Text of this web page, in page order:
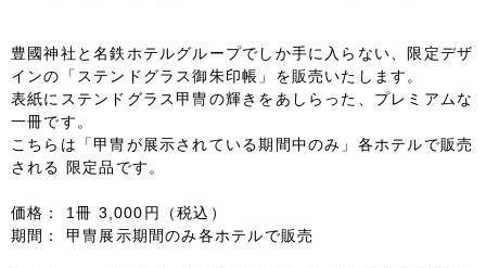
豊國神社と名鉄ホテルグループでしか手に入らない、限定デザ
インの「ステンドグラス御朱印帳」を販売いたします。
表紙にステンドグラス甲冑の輝きをあしらった、プレミアムな
一冊です。
こちらは「甲冑が展示されている期間中のみ」各ホテルで販売
される 限定品です。
価格： 1冊 3,000円（税込）
期間： 甲冑展示期間のみ各ホテルで販売